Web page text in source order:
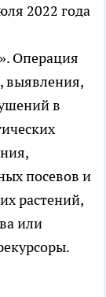
2022 года
Операция
выявления,
в
посевов и
растений,
или